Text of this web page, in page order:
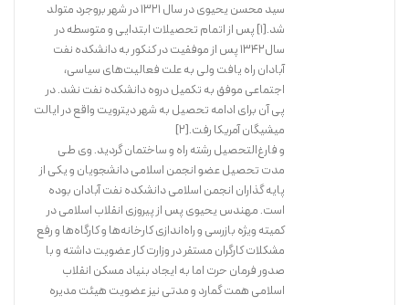
این کتاب، شرح ده سال اسارت در زندانهای عراق و برگزیدۀ جایزۀ جشنواره
سید محسن یحیوی در سال ۱۳۲۱ در شهر بروجرد متولد
شد.[۱] پس از اتمام تحصیلات ابتدایی و متوسطه در
سال۱۳۴۲ پس از موفقیت در کنکور به دانشکده نفت
آبادان راه یافت ولی به علت فعالیت‌های سیاسی،
اجتماعی موفق به تکمیل دروه دانشکده نفت نشد. در
پی آن برای ادامه تحصیل به شهر دیترویت واقع در ایالت
میشیگان آمریکا رفت.[۲]
و فارغ‌التحصیل رشته راه و ساختمان گردید. وی طی
مدت تحصیل عضو انجمن اسلامی دانشجویان و یکی از
پایه گذاران انجمن اسلامی دانشکده نفت آبادان بوده
است. مهندس یحیوی پس از پیروزی انقلاب اسلامی در
کمیته ویژه بازرسی و راه‌اندازی کارخانه‌ها و کارگاه‌ها و رفع
مشکلات کارگران مستقر در وزارت کار عضویت داشته و با
صدور فرمان حرت اما به ایجاد بنیاد مسکن انقلاب
اسلامی همت گمارد و مدتی نیز عضویت هیئت مدیره